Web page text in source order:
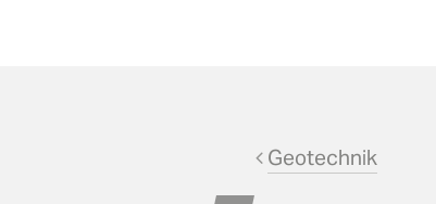
Geotechnik